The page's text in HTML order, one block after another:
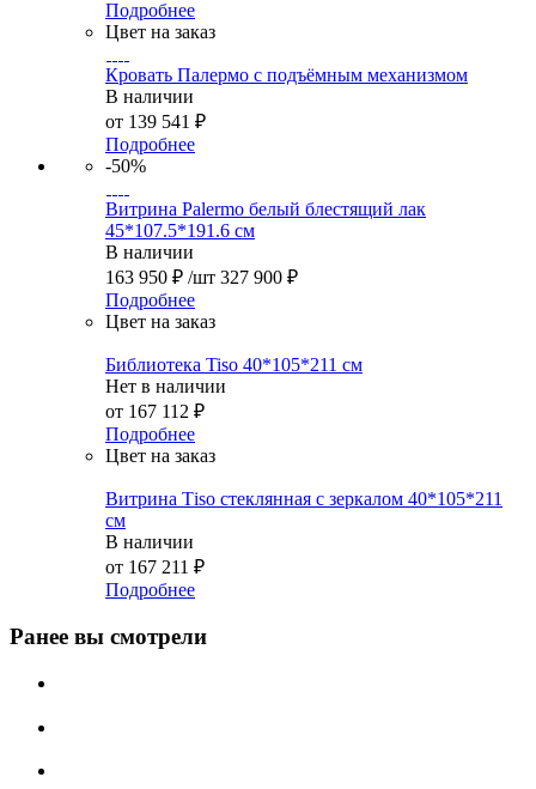
Подробнее
Цвет на заказ
Кровать Палермо с подъёмным механизмом
В наличии
от 139 541 ₽
Подробнее
-50%
Витрина Palermo белый блестящий лак
45*107.5*191.6 см
В наличии
163 950 ₽ /шт 327 900 ₽
Подробнее
Цвет на заказ
Библиотека Tiso 40*105*211 см
Нет в наличии
от 167 112 ₽
Подробнее
Цвет на заказ
Витрина Тiso стеклянная с зеркалом 40*105*211
см
В наличии
от 167 211 ₽
Подробнее
Ранее вы смотрели